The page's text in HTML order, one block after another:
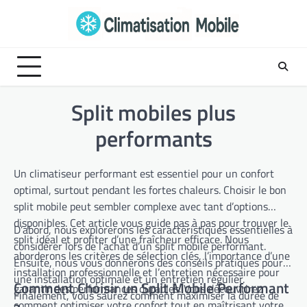
Split mobiles plus
performants
Un climatiseur performant est essentiel pour un confort
optimal, surtout pendant les fortes chaleurs. Choisir le bon
split mobile peut sembler complexe avec tant d’options
disponibles. Cet article vous guide pas à pas pour trouver le
split idéal et profiter d’une fraîcheur efficace. Nous
aborderons les critères de sélection clés, l’importance d’une
installation professionnelle et l’entretien nécessaire pour
garantir des performances durables. Vous découvrirez
D’abord, nous explorerons les caractéristiques essentielles à
considérer lors de l’achat d’un split mobile performant.
Ensuite, nous vous donnerons des conseils pratiques pour
une installation optimale et un entretien régulier.
Finalement, vous saurez comment maximiser la durée de
Comment Choisir un Split Mobile Performant